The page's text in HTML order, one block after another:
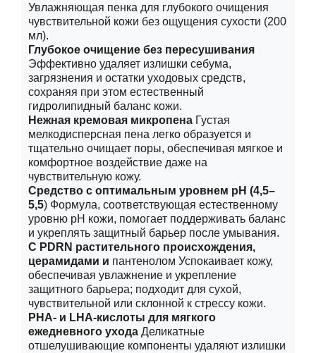
Увлажняющая пенка для глубокого очищения
чувствительной кожи без ощущения сухости (200
мл).
Глубокое очищение без пересушивания
Эффективно удаляет излишки себума,
загрязнения и остатки уходовых средств,
сохраняя при этом естественный
гидролипидный баланс кожи.
Нежная кремовая микропена Густая
мелкодисперсная пена легко образуется и
тщательно очищает поры, обеспечивая мягкое и
комфортное воздействие даже на
чувствительную кожу.
Средство с оптимальным уровнем pH (4,5–
5,5) Формула, соответствующая естественному
уровню pH кожи, помогает поддерживать баланс
и укреплять защитный барьер после умывания.
С PDRN растительного происхождения,
церамидами и пантенолом Успокаивает кожу,
обеспечивая увлажнение и укрепление
защитного барьера; подходит для сухой,
чувствительной или склонной к стрессу кожи.
PHA- и LHA-кислоты для мягкого
ежедневного ухода Деликатные
отшелушивающие компоненты удаляют излишки